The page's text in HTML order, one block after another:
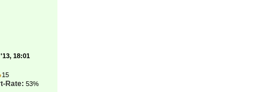
18:01
15
Rate: 53%